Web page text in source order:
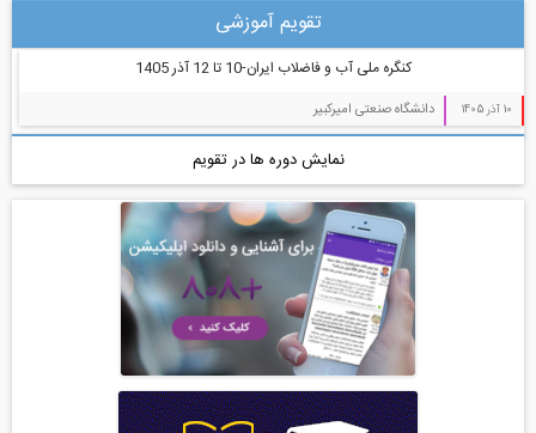
آب، راه، محیط زیست (91)
تقویم آموزشی
کنگره ملی آب و فاضلاب ایران-10 تا 12 آذر 1405
دانشگاه صنعتی امیرکبیر
نمایش دوره ها در تقویم